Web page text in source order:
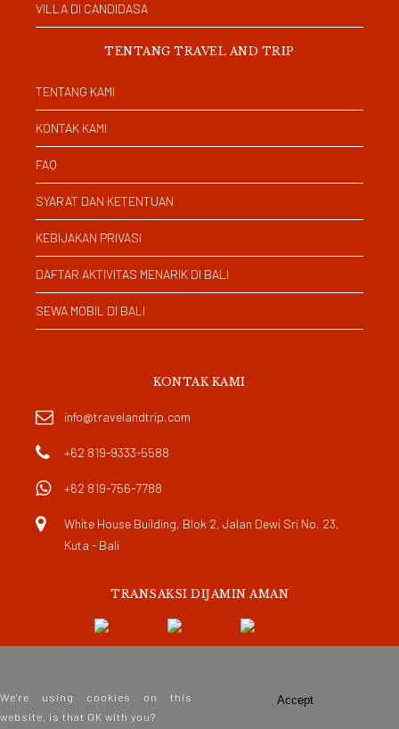
VILLA DI CANDIDASA
TENTANG TRAVEL AND TRIP
TENTANG KAMI
KONTAK KAMI
FAQ
SYARAT DAN KETENTUAN
KEBIJAKAN PRIVASI
DAFTAR AKTIVITAS MENARIK DI BALI
SEWA MOBIL DI BALI
KONTAK KAMI
info@travelandtrip.com
+62 819-9333-5588
+62 819-756-7788
White House Building, Blok 2, Jalan Dewi Sri No. 23,
Kuta - Bali
TRANSAKSI DIJAMIN AMAN
copyright © 2026 Travel and Trip. All rights reserved.
We're using cookies on this
website, is that OK with you?
Accept
Search